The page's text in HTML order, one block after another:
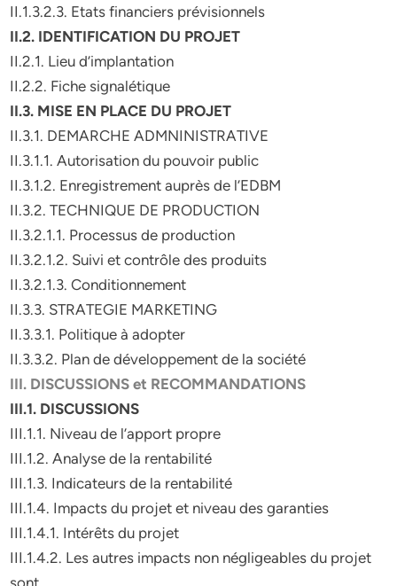
II.1.3.2.3. Etats financiers prévisionnels
II.2. IDENTIFICATION DU PROJET
II.2.1. Lieu d’implantation
II.2.2. Fiche signalétique
II.3. MISE EN PLACE DU PROJET
II.3.1. DEMARCHE ADMNINISTRATIVE
II.3.1.1. Autorisation du pouvoir public
II.3.1.2. Enregistrement auprès de l’EDBM
II.3.2. TECHNIQUE DE PRODUCTION
II.3.2.1.1. Processus de production
II.3.2.1.2. Suivi et contrôle des produits
II.3.2.1.3. Conditionnement
II.3.3. STRATEGIE MARKETING
II.3.3.1. Politique à adopter
II.3.3.2. Plan de développement de la société
III. DISCUSSIONS et RECOMMANDATIONS
III.1. DISCUSSIONS
III.1.1. Niveau de l’apport propre
III.1.2. Analyse de la rentabilité
III.1.3. Indicateurs de la rentabilité
III.1.4. Impacts du projet et niveau des garanties
III.1.4.1. Intérêts du projet
III.1.4.2. Les autres impacts non négligeables du projet
sont